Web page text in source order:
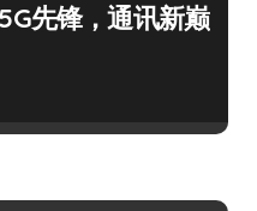
先锋，通讯新巅